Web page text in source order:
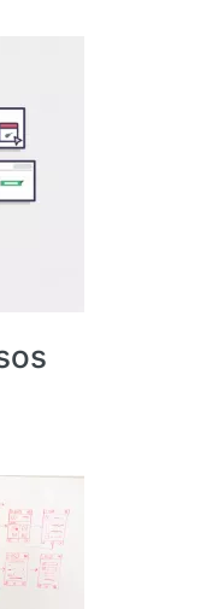
básicas